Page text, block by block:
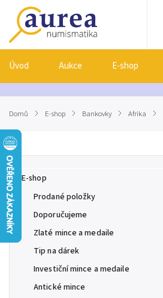
Úvod Aukce E-shop
Domů / E-shop / Bankovky / Afrika /
E-shop
Prodané položky
Doporučujeme
Zlaté mince a medaile
Tip na dárek
Investiční mince a medaile
Antické mince